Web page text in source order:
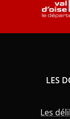
LES
Les